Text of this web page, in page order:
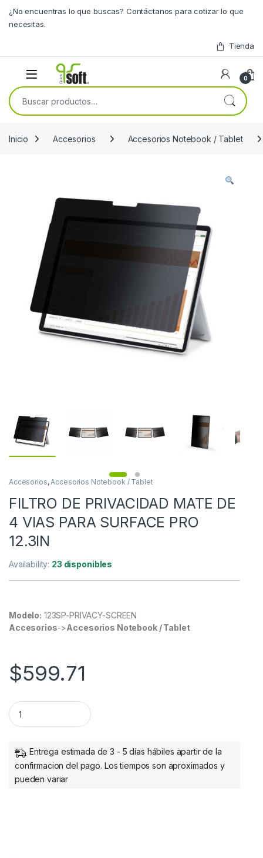
¿No encuentras lo que buscas? Contáctanos para cotizar lo que
necesitas.
Tienda
0
Buscar por:
Inicio Accesorios Accesorios Notebook / Tablet
Accesorios,Accesorios Notebook / Tablet
FILTRO DE PRIVACIDAD MATE DE
4 VIAS PARA SURFACE PRO
12.3IN
Availability: 23 disponibles
Modelo: 123SP-PRIVACY-SCREEN
Accesorios->Accesorios Notebook / Tablet
$599.71
FILTRO DE PRIVACIDAD MATE DE 4 VIAS PARA SURFACE
Entrega estimada de 3 - 5 días hábiles apartir de la
confirmacion del pago. Los tiempos son aproximados y
pueden variar